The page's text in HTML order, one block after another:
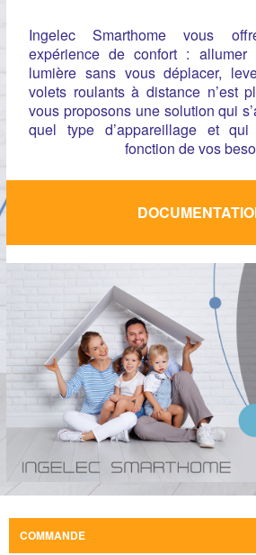
Ingelec Smarthome vous
expérience de confort : allumer
lumière sans vous déplacer,
volets roulants à distance n’est
vous proposons une solution qui
quel type d’appareillage et
fonction de vos
COMMANDE